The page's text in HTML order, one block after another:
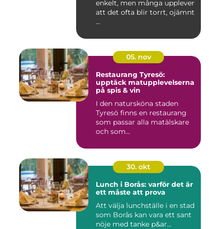
enkelt, men många upplever
att det ofta blir torrt, ojämnt
...
05. nov
Restaurang Tyresö:
upptäck matupplevelserna
på spis & vin
I den natursköna staden
Tyresö finns en restaurang
som passar alla matälskare
och som...
30. okt
Lunch i Borås: varför det är
ett måste att prova
Att välja lunchställe i en stad
som Borås kan vara ett sant
nöje med tanke p&ar...